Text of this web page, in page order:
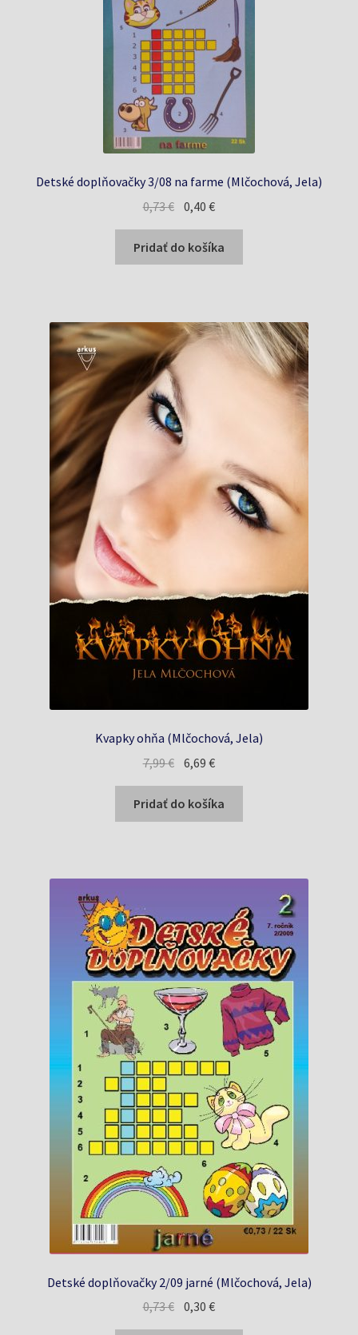
Detské doplňovačky 3/08 na farme (Mlčochová, Jela)
0,73€ Pôvodná
bola:
0,73 €.
0,40€Aktuálna
je:
0,40 €.
Pridať do košíka
Kvapky ohňa (Mlčochová, Jela)
7,99€ Pôvodná
bola:
7,99 €.
6,69€Aktuálna
je:
6,69 €.
Pridať do košíka
Detské doplňovačky 2/09 jarné (Mlčochová, Jela)
0,73€ Pôvodná
cena
0,30€Aktuálna
cena